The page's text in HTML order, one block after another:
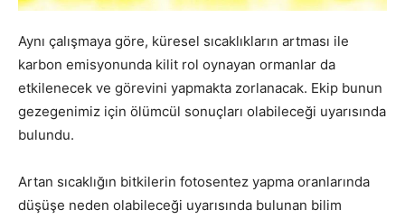
Aynı çalışmaya göre, küresel sıcaklıkların artması ile
karbon emisyonunda kilit rol oynayan ormanlar da
etkilenecek ve görevini yapmakta zorlanacak. Ekip bunun
gezegenimiz için ölümcül sonuçları olabileceği uyarısında
bulundu.
Artan sıcaklığın bitkilerin fotosentez yapma oranlarında
düşüşe neden olabileceği uyarısında bulunan bilim